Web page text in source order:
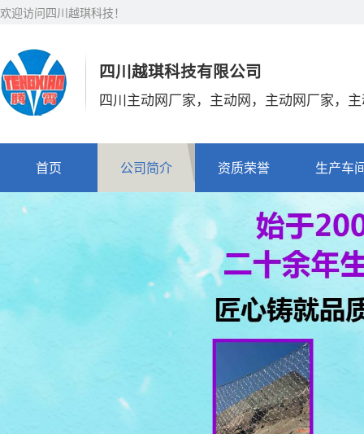
欢迎访问四川越琪科技！
四川越琪科技有限公司
四川主动网厂家，主动网，主动网厂家，
首页 公司简介 资质荣誉 生产车